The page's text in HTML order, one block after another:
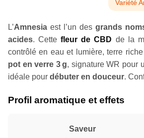
Variété
L’Amnesia est l’un des grands
acides. Cettefleur de CBD de la
contrôlé en eau et lumière, terre
pot en verre 3 g, signature WR pour
idéale pour débuter en douceur.
Profil aromatique et effets
Saveur